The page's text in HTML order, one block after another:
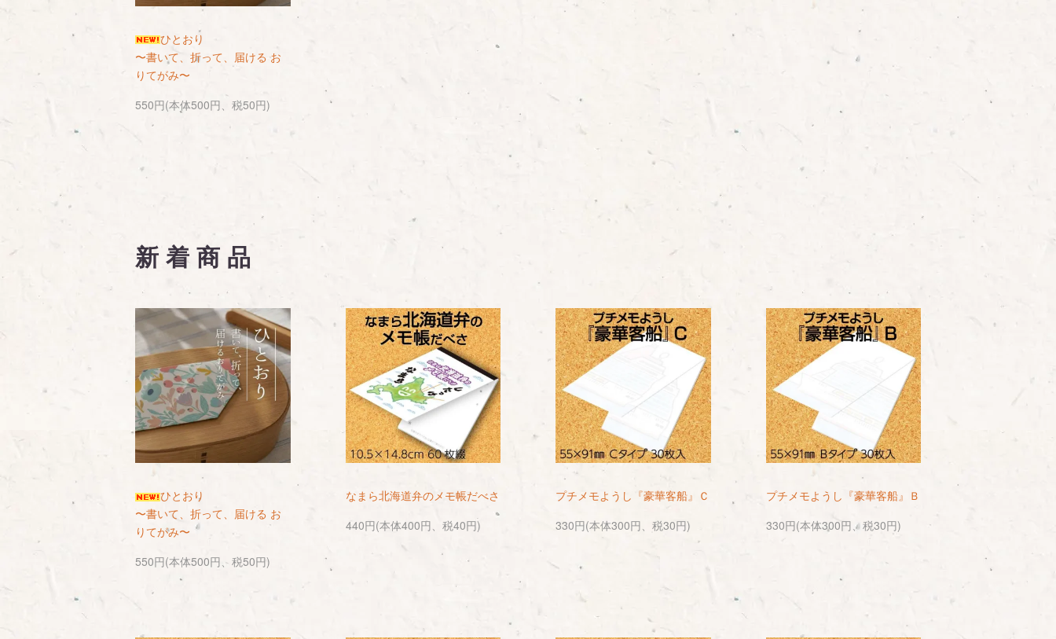
ひとおり
〜書いて、折って、届ける お
りてがみ〜
550円(本体500円、税50円)
新着商品
ひとおり
〜書いて、折って、届ける お
りてがみ〜
550円(本体500円、税50円)
なまら北海道弁のメモ帳だべさ
440円(本体400円、税40円)
プチメモようし『豪華客船』Ｃ
330円(本体300円、税30円)
プチメモようし『豪華客船』Ｂ
330円(本体300円、税30円)